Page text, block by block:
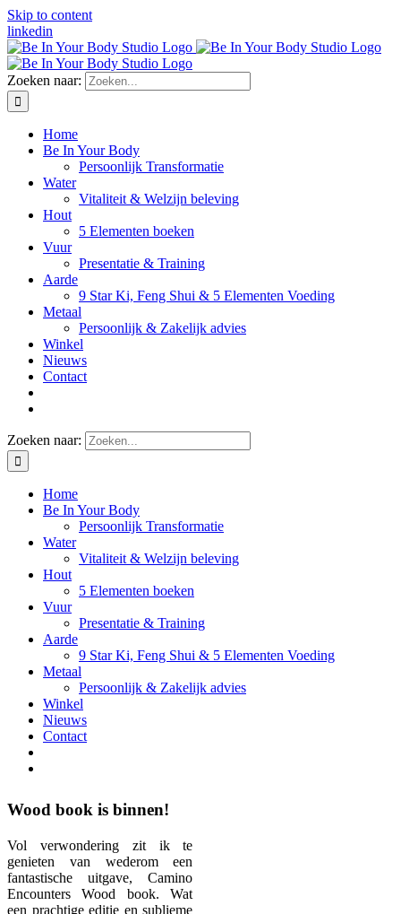
Skip to content
linkedin
Zoeken naar:
Home
Be In Your Body
Persoonlijk Transformatie
Water
Vitaliteit & Welzijn beleving
Hout
5 Elementen boeken
Vuur
Presentatie & Training
Aarde
9 Star Ki, Feng Shui & 5 Elementen Voeding
Metaal
Persoonlijk & Zakelijk advies
Winkel
Nieuws
Contact
Zoeken naar:
Home
Be In Your Body
Persoonlijk Transformatie
Water
Vitaliteit & Welzijn beleving
Hout
5 Elementen boeken
Vuur
Presentatie & Training
Aarde
9 Star Ki, Feng Shui & 5 Elementen Voeding
Metaal
Persoonlijk & Zakelijk advies
Winkel
Nieuws
Contact
Wood book is binnen!
Vol verwondering zit ik te
genieten van wederom een
fantastische uitgave, Camino
Encounters Wood book. Wat
een prachtige editie en sublieme